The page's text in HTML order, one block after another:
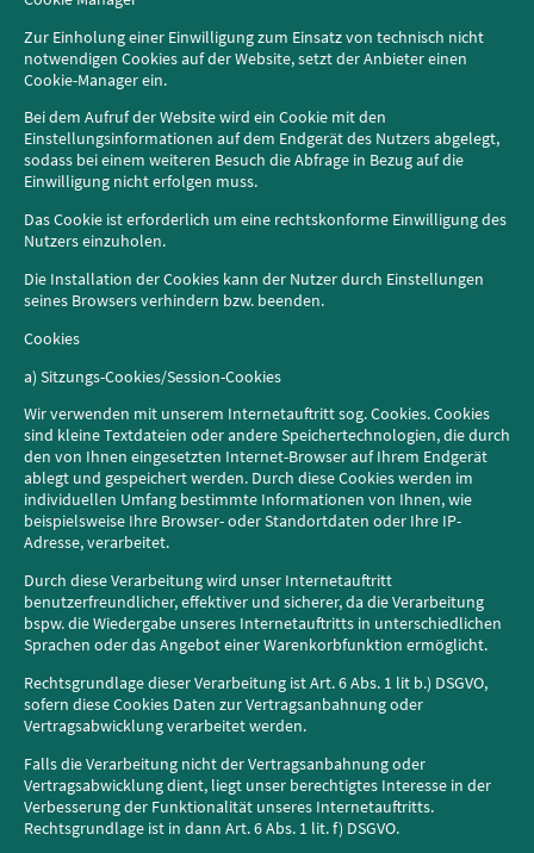
Zur Einholung einer Einwilligung zum Einsatz von technisch nicht
notwendigen Cookies auf der Website, setzt der Anbieter einen
Cookie-Manager ein.
Bei dem Aufruf der Website wird ein Cookie mit den
Einstellungsinformationen auf dem Endgerät des Nutzers abgelegt,
sodass bei einem weiteren Besuch die Abfrage in Bezug auf die
Einwilligung nicht erfolgen muss.
Das Cookie ist erforderlich um eine rechtskonforme Einwilligung des
Nutzers einzuholen.
Die Installation der Cookies kann der Nutzer durch Einstellungen
seines Browsers verhindern bzw. beenden.
Cookies
a) Sitzungs-Cookies/Session-Cookies
Wir verwenden mit unserem Internetauftritt sog. Cookies. Cookies
sind kleine Textdateien oder andere Speichertechnologien, die durch
den von Ihnen eingesetzten Internet-Browser auf Ihrem Endgerät
ablegt und gespeichert werden. Durch diese Cookies werden im
individuellen Umfang bestimmte Informationen von Ihnen, wie
beispielsweise Ihre Browser- oder Standortdaten oder Ihre IP-
Adresse, verarbeitet.
Durch diese Verarbeitung wird unser Internetauftritt
benutzerfreundlicher, effektiver und sicherer, da die Verarbeitung
bspw. die Wiedergabe unseres Internetauftritts in unterschiedlichen
Sprachen oder das Angebot einer Warenkorbfunktion ermöglicht.
Rechtsgrundlage dieser Verarbeitung ist Art. 6 Abs. 1 lit b.) DSGVO,
sofern diese Cookies Daten zur Vertragsanbahnung oder
Vertragsabwicklung verarbeitet werden.
Falls die Verarbeitung nicht der Vertragsanbahnung oder
Vertragsabwicklung dient, liegt unser berechtigtes Interesse in der
Verbesserung der Funktionalität unseres Internetauftritts.
Rechtsgrundlage ist in dann Art. 6 Abs. 1 lit. f) DSGVO.